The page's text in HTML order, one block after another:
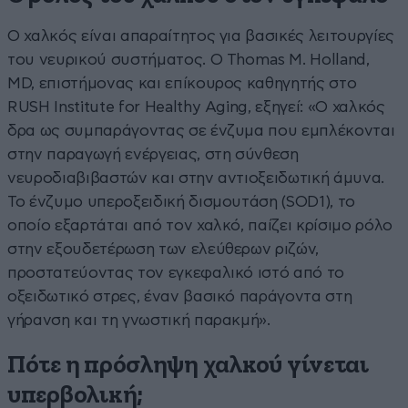
Ο χαλκός είναι απαραίτητος για βασικές λειτουργίες
του νευρικού συστήματος. Ο Thomas M. Holland,
MD, επιστήμονας και επίκουρος καθηγητής στο
RUSH Institute for Healthy Aging, εξηγεί: «Ο χαλκός
δρα ως συμπαράγοντας σε ένζυμα που εμπλέκονται
στην παραγωγή ενέργειας, στη σύνθεση
νευροδιαβιβαστών και στην αντιοξειδωτική άμυνα.
Το ένζυμο υπεροξειδική δισμουτάση (SOD1), το
οποίο εξαρτάται από τον χαλκό, παίζει κρίσιμο ρόλο
στην εξουδετέρωση των ελεύθερων ριζών,
προστατεύοντας τον εγκεφαλικό ιστό από το
οξειδωτικό στρες, έναν βασικό παράγοντα στη
γήρανση και τη γνωστική παρακμή».
Πότε η πρόσληψη χαλκού γίνεται
υπερβολική;